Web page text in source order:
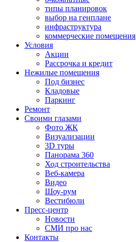
типы планировок
выбор на генплане
инфраструктура
коммерческие помещения
Условия
Акции
Рассрочка и кредит
Нежилые помещения
Под бизнес
Кладовые
Паркинг
Ремонт
Своими глазами
Фото ЖК
Визуализации
3D туры
Панорама 360
Ход строительства
Веб-камера
Видео
Шоу-рум
Вестибюли
Пресс-центр
Новости
СМИ про нас
Контакты